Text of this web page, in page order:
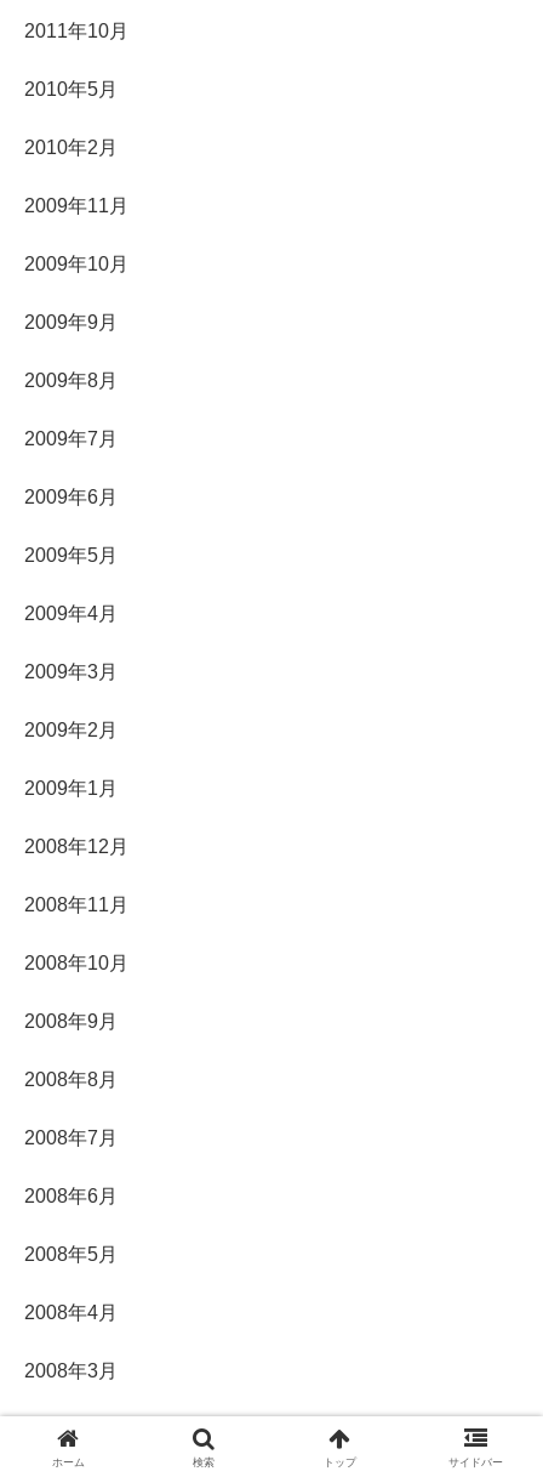
2011年10月
2010年5月
2010年2月
2009年11月
2009年10月
2009年9月
2009年8月
2009年7月
2009年6月
2009年5月
2009年4月
2009年3月
2009年2月
2009年1月
2008年12月
2008年11月
2008年10月
2008年9月
2008年8月
2008年7月
2008年6月
2008年5月
2008年4月
2008年3月
2008年2月
ホーム 検索 トップ サイドバー